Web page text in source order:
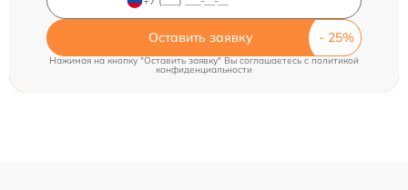
Оставить заявку
Нажимая на кнопку "Оставить заявку" Вы соглашаетесь cполитикой
конфиденциальности